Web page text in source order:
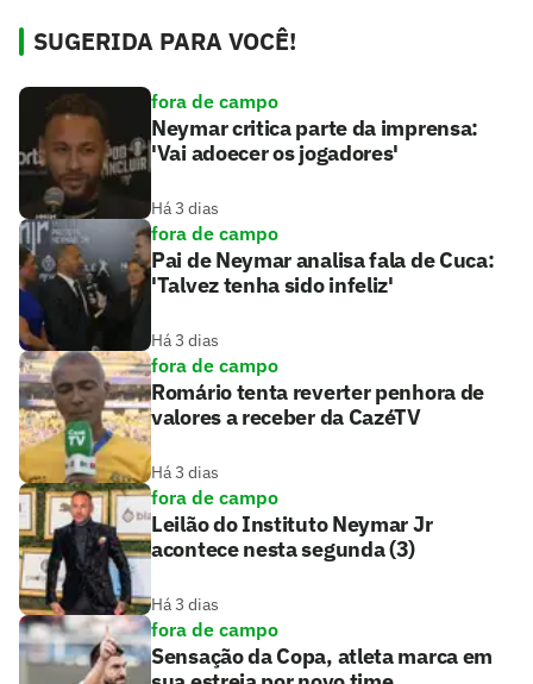
SUGERIDA PARA VOCÊ!
fora de campo
Neymar critica parte da imprensa:
'Vai adoecer os jogadores'
Há 3 dias
fora de campo
Pai de Neymar analisa fala de Cuca:
'Talvez tenha sido infeliz'
Há 3 dias
fora de campo
Romário tenta reverter penhora de
valores a receber da CazéTV
Há 3 dias
fora de campo
Leilão do Instituto Neymar Jr
acontece nesta segunda (3)
Há 3 dias
fora de campo
Sensação da Copa, atleta marca em